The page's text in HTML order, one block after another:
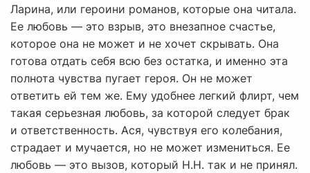
Ларина, или героини романов, которые она читала.
Ее любовь — это взрыв, это внезапное счастье,
которое она не может и не хочет скрывать. Она
готова отдать себя всю без остатка, и именно эта
полнота чувства пугает героя. Он не может
ответить ей тем же. Ему удобнее легкий флирт, чем
такая серьезная любовь, за которой следует брак
и ответственность. Ася, чувствуя его колебания,
страдает и мучается, но не может измениться. Ее
любовь — это вызов, который Н.Н. так и не принял.